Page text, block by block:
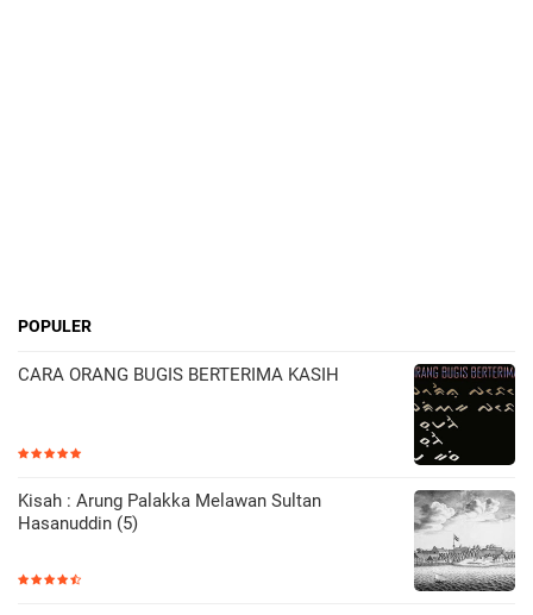
POPULER
CARA ORANG BUGIS BERTERIMA KASIH
Kisah : Arung Palakka Melawan Sultan
Hasanuddin (5)